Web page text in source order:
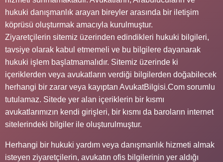
hukuki danışmanlık arayan bireyler arasında bir iletişim
köprüsü oluşturmak amacıyla kurulmuştur.
Ziyaretçilerin sitemiz üzerinden edindikleri hukuki bilgileri,
tavsiye olarak kabul etmemeli ve bu bilgilere dayanarak
hukuki işlem başlatmamalıdır. Sitemiz üzerinde ki
içeriklerden veya avukatların verdiği bilgilerden doğabilecek
herhangi bir zarar veya kayıptan AvukatBilgisi.Com sorumlu
tutulamaz. Sitede yer alan içeriklerin bir kısmı
avukatlarımızın kendi girişleri, bir kısmı da baroların internet
sitelerindeki bilgiler ile oluşturulmuştur.
Herhangi bir hukuki yardım veya danışmanlık hizmeti almak
isteyen ziyaretçilerin, avukatın ofis bilgilerinin yer aldığı